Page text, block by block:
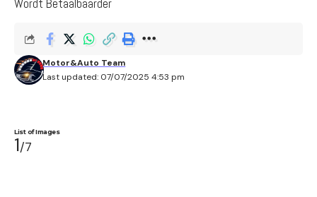
Wordt Betaalbaarder
Last updated: 07/07/2025 4:53 pm
Motor&Auto Team
List of Images
1/7